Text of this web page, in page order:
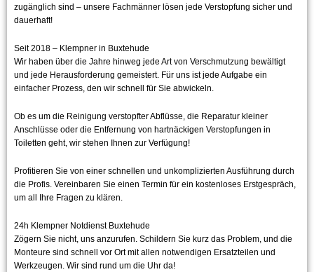
zugänglich sind – unsere Fachmänner lösen jede Verstopfung sicher und
dauerhaft!
Seit 2018 – Klempner in Buxtehude
Wir haben über die Jahre hinweg jede Art von Verschmutzung bewältigt
und jede Herausforderung gemeistert. Für uns ist jede Aufgabe ein
einfacher Prozess, den wir schnell für Sie abwickeln.
Ob es um die Reinigung verstopfter Abflüsse, die Reparatur kleiner
Anschlüsse oder die Entfernung von hartnäckigen Verstopfungen in
Toiletten geht, wir stehen Ihnen zur Verfügung!
Profitieren Sie von einer schnellen und unkomplizierten Ausführung durch
die Profis. Vereinbaren Sie einen Termin für ein kostenloses Erstgespräch,
um all Ihre Fragen zu klären.
24h Klempner Notdienst Buxtehude
Zögern Sie nicht, uns anzurufen. Schildern Sie kurz das Problem, und die
Monteure sind schnell vor Ort mit allen notwendigen Ersatzteilen und
Werkzeugen. Wir sind rund um die Uhr da!